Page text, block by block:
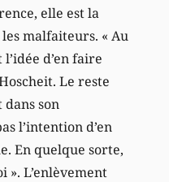
elle est la
malfaiteurs. « Au
d’en faire
Le reste
son
l’intention d’en
En quelque sorte,
». L’enlèvement